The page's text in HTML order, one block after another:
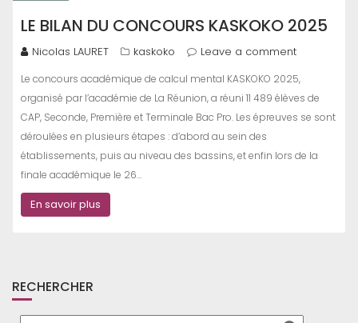
LE BILAN DU CONCOURS KASKOKO 2025
Nicolas LAURET kaskoko Leave a comment
Le concours académique de calcul mental KASKOKO 2025,
organisé par l’académie de La Réunion, a réuni 11 489 élèves de
CAP, Seconde, Première et Terminale Bac Pro. Les épreuves se sont
déroulées en plusieurs étapes : d’abord au sein des
établissements, puis au niveau des bassins, et enfin lors de la
finale académique le 26…
En savoir plus
RECHERCHER